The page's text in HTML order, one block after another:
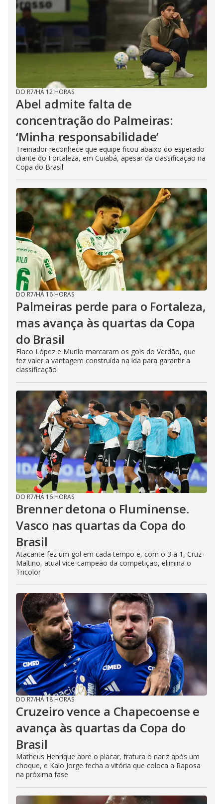
DO R7/HÁ 12 HORAS
Abel admite falta de
concentração do Palmeiras:
‘Minha responsabilidade’
Treinador reconhece que equipe ficou abaixo do esperado
diante do Fortaleza, em Cuiabá, apesar da classificação na
Copa do Brasil
DO R7/HÁ 16 HORAS
Palmeiras perde para o Fortaleza,
mas avança às quartas da Copa
do Brasil
Flaco López e Murilo marcaram os gols do Verdão, que
fez valer a vantagem construída na ida para garantir a
classificação
DO R7/HÁ 16 HORAS
Brenner detona o Fluminense.
Vasco nas quartas da Copa do
Brasil
Atacante fez um gol em cada tempo e, com o 3 a 1, Cruz-
Maltino, atual vice-campeão da competição, elimina o
Tricolor
DO R7/HÁ 18 HORAS
Cruzeiro vence a Chapecoense e
avança às quartas da Copa do
Brasil
Matheus Henrique abre o placar, fratura o nariz após um
choque, e Kaio Jorge fecha a vitória que coloca a Raposa
na próxima fase